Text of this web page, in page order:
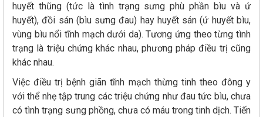
huyết thũng (tức là tình trạng sưng phù phần bìu và ứ
huyết), đồi sán (bìu sưng đau) hay huyết sán (ứ huyết bìu,
vùng bìu nổi tĩnh mạch dưới da). Tương ứng theo từng tình
trạng là triệu chứng khác nhau, phương pháp điều trị cũng
khác nhau.
Việc điều trị bệnh giãn tĩnh mạch thừng tinh theo đông y
với thể nhẹ tập trung các triệu chứng như đau tức bìu, chưa
có tình trạng sưng phồng, chưa có máu trong tinh dịch. Tiến